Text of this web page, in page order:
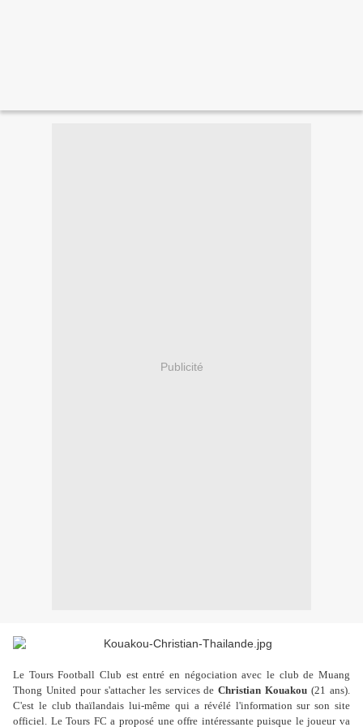
Publicité
Le Tours Football Club est entré en négociation avec le club de Muang
Thong United pour s'attacher les services deChristian Kouakou (21 ans).
C'est le club thaïlandais lui-même qui a révélé l'information sur son site
officiel. Le Tours FC a proposé une offre intéressante puisque le joueur va